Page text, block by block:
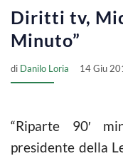
Diritti tv,
Minuto”
di Danilo Loria 14 Giu
“Riparte 90′
presidente della